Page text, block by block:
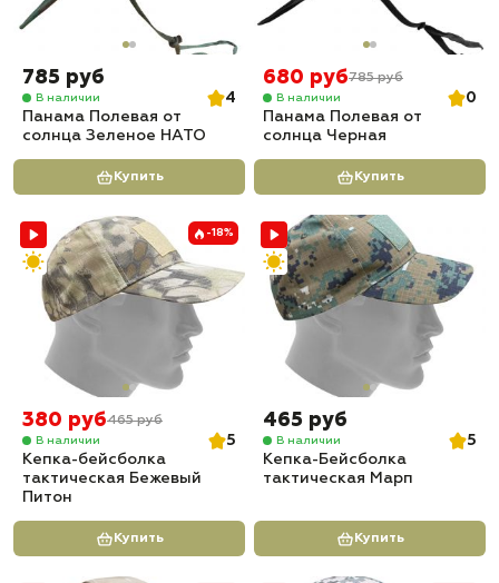
785 руб
В наличии
4
Панама Полевая от
солнца Зеленое НАТО
Купить
680 руб785 руб
В наличии
0
Панама Полевая от
солнца Черная
Купить
-18%
380 руб465 руб
В наличии
5
Кепка-бейсболка
тактическая Бежевый
Питон
Купить
465 руб
В наличии
5
Кепка-Бейсболка
тактическая Марп
Купить